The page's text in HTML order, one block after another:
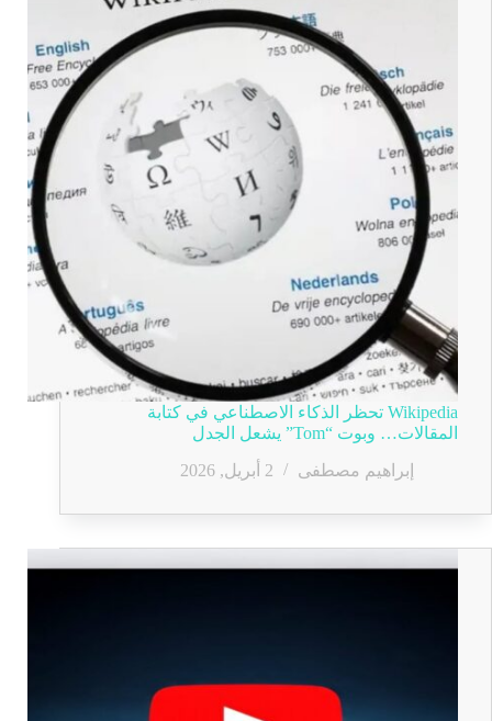
Wikipedia تحظر الذكاء الاصطناعي في كتابة
المقالات… وبوت “Tom” يشعل الجدل
إبراهيم مصطفى
2 أبريل, 2026